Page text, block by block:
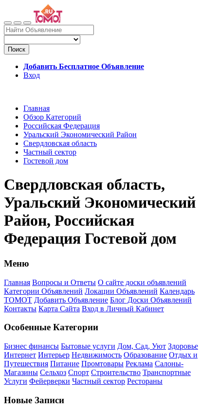
Поиск
Добавить Бесплатное Объявление
Вход
Главная
Обзор Категорий
Российская Федерация
Уральский Экономический Район
Свердловская область
Частный сектор
Гостевой дом
Свердловская область,
Уральский Экономический
Район, Российская
Федерация Гостевой дом
Меню
Главная Вопросы и Ответы О сайте доски объявлений
Категории Объявлений Локации Объявлений Календарь
ТОМОТ Добавить Объявление Блог Доски Объявлений
Контакты Карта Сайта Вход в Личный Кабинет
Особенные Категории
Бизнес финансы Бытовые услуги Дом, Сад, Уют Здоровье
Интернет Интерьер Недвижимость Образование Отдых и
Путешествия Питание Промтовары Реклама Салоны-
Магазины Сельхоз Спорт Строительство Транспортные
Услуги Фейерверки Частный сектор Рестораны
Новые Записи